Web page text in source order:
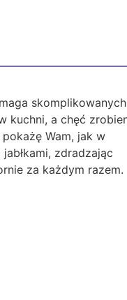
skomplikowanych
kuchni, a chęć
Wam, jak w
zdradzając
za każdym razem.